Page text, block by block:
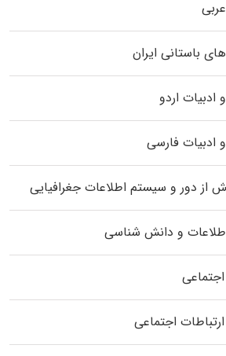
باستانی ایران
ادبیات اردو
ادبیات فارسی
از دور و سیستم اطلاعات جغرافیایی
و دانش شناسی
اجتماعی